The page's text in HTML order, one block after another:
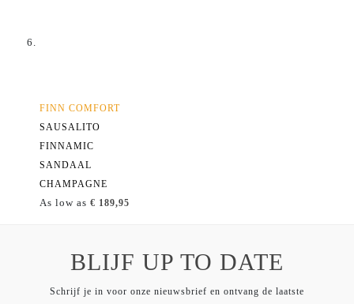
FINN COMFORT
SAUSALITO
FINNAMIC
SANDAAL
CHAMPAGNE
As low as € 189,95
BLIJF UP TO DATE
Schrijf je in voor onze nieuwsbrief en ontvang de laatste